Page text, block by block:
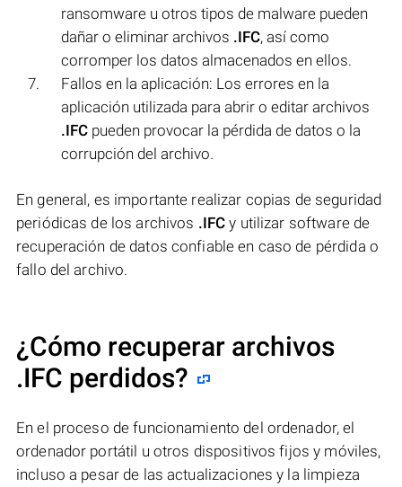
ransomware u otros tipos de malware pueden
dañar o eliminar archivos .IFC, así como
corromper los datos almacenados en ellos.
Fallos en la aplicación: Los errores en la
aplicación utilizada para abrir o editar archivos
.IFC pueden provocar la pérdida de datos o la
corrupción del archivo.
En general, es importante realizar copias de seguridad
periódicas de los archivos .IFC y utilizar software de
recuperación de datos confiable en caso de pérdida o
fallo del archivo.
¿Cómo recuperar archivos
.IFC perdidos?
En el proceso de funcionamiento del ordenador, el
ordenador portátil u otros dispositivos fijos y móviles,
incluso a pesar de las actualizaciones y la limpieza